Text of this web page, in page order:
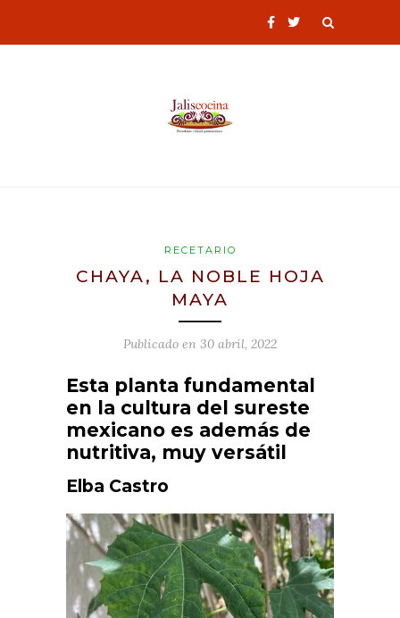
RECETARIO
CHAYA, LA NOBLE HOJA
MAYA
Publicado en 30 abril, 2022
Esta planta fundamental
en la cultura del sureste
mexicano es además de
nutritiva, muy versátil
Elba Castro